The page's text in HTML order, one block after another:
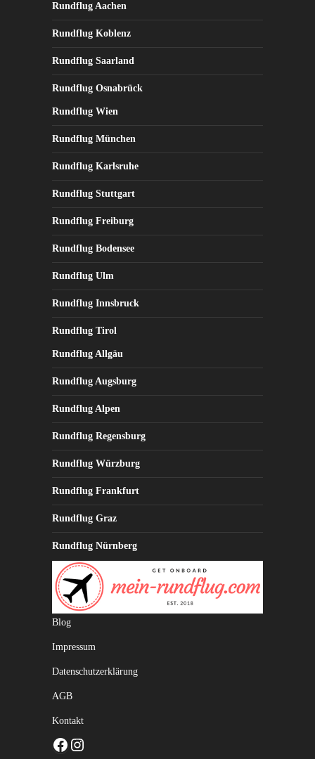
Rundflug Aachen
Rundflug Koblenz
Rundflug Saarland
Rundflug Osnabrück
Rundflug Wien
Rundflug München
Rundflug Karlsruhe
Rundflug Stuttgart
Rundflug Freiburg
Rundflug Bodensee
Rundflug Ulm
Rundflug Innsbruck
Rundflug Tirol
Rundflug Allgäu
Rundflug Augsburg
Rundflug Alpen
Rundflug Regensburg
Rundflug Würzburg
Rundflug Frankfurt
Rundflug Graz
Rundflug Nürnberg
Blog
Impressum
Datenschutzerklärung
AGB
Kontakt
Facebook